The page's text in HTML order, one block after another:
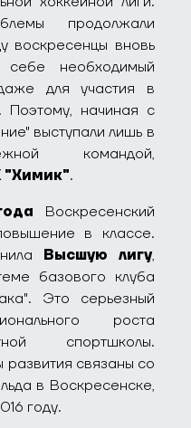
продолжали
воскресенцы вновь
себе необходимый
для участия в
Поэтому, начиная с
выступали лишь в
командой,
"Химик".
Воскресенский
в классе.
Высшую лигу,
базового клуба
Это серьезный
роста
спортшколы.
связаны со
в Воскресенске,
году.